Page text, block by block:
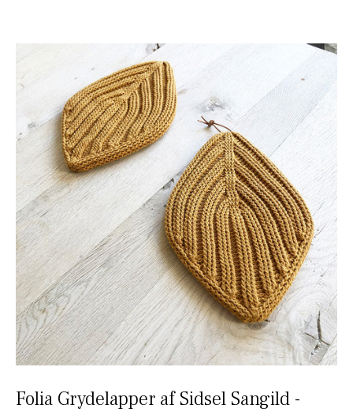
Folia Grydelapper af Sidsel Sangild -